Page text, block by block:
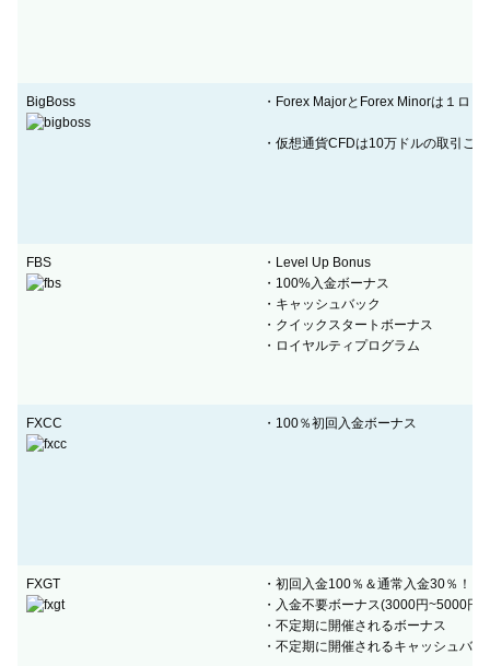
BigBoss ・Forex MajorとForex Minorは１ロッ
・仮想通貨CFDは10万ドルの取引ご
FBS
・Level Up Bonus
・100%入金ボーナス
・キャッシュバック
・クイックスタートボーナス
・ロイヤルティプログラム
FXCC ・100％初回入金ボーナス
FXGT
・初回入金100％＆通常入金30％！
・入金不要ボーナス(3000円~5000円)
・不定期に開催されるボーナス
・不定期に開催されるキャッシュバッ